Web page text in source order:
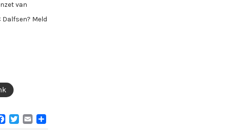
van
Meld
FACEBOOK
TWITTER
EMAIL